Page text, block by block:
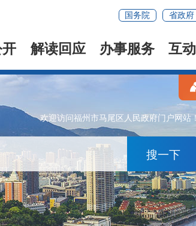
国务院 省政府
解读回应 办事服务 互
欢迎访问福州市马尾区人民政府门户网站！
搜一下